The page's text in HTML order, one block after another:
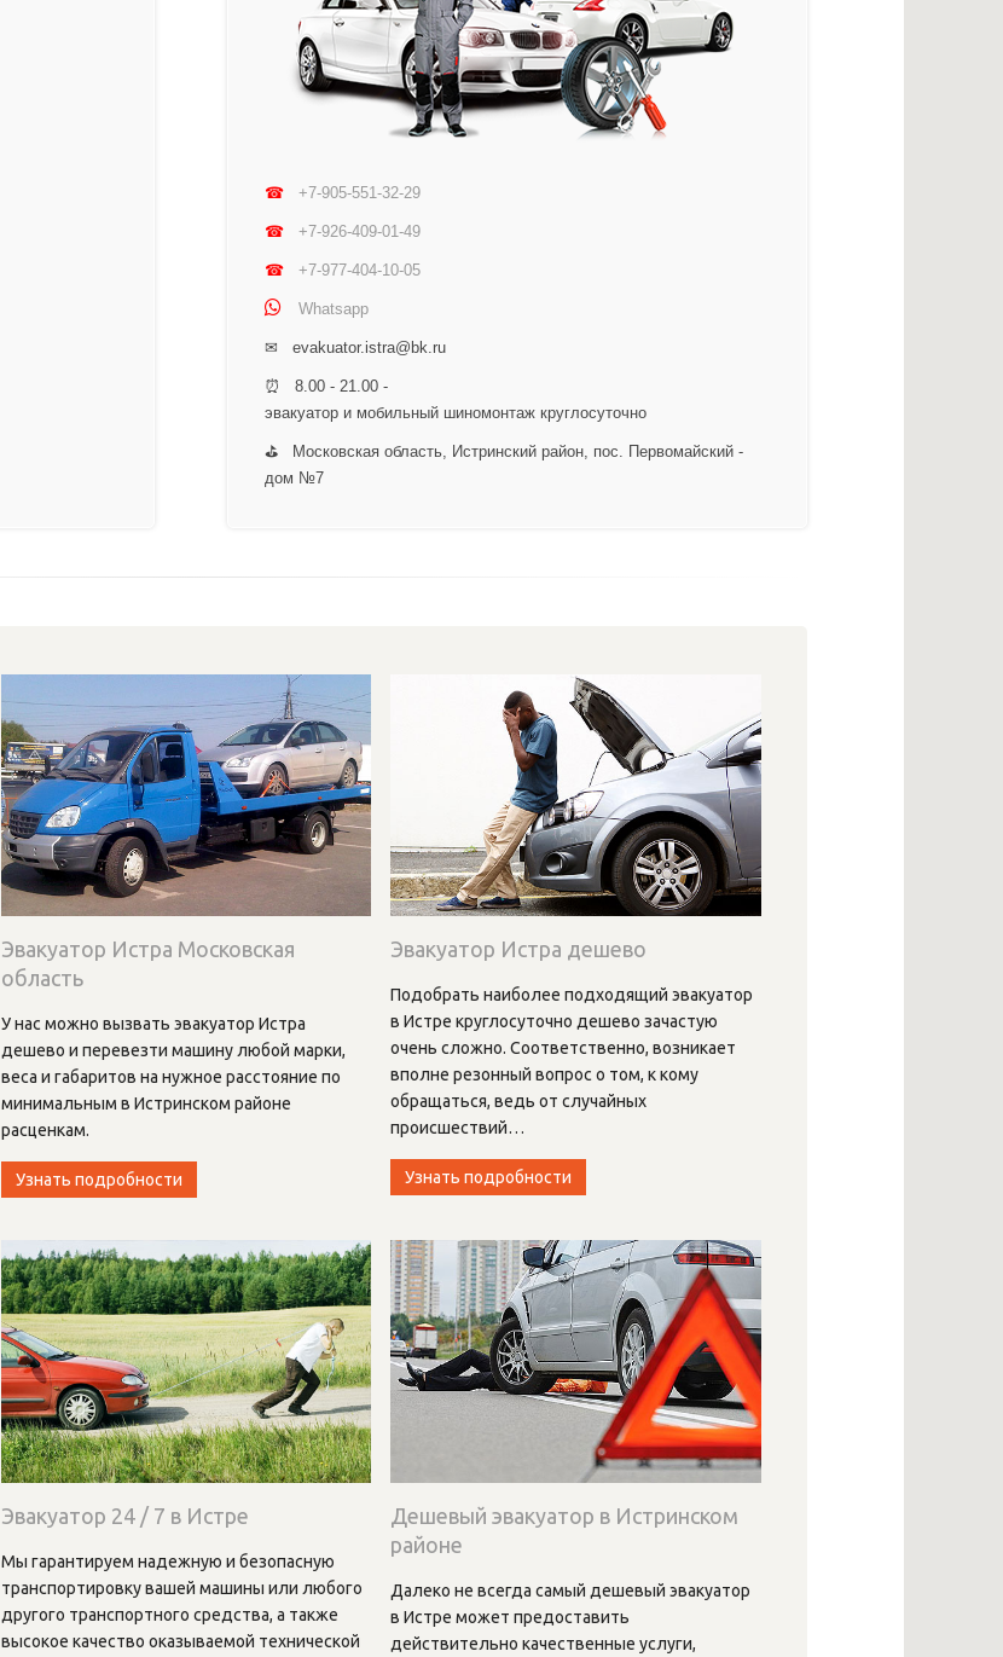
☎ +7-905-551-32-29
☎ +7-926-409-01-49
☎ +7-977-404-10-05
Whatsapp
✉ evakuator.istra@bk.ru
⏰ 8.00 - 21.00 -
эвакуатор и мобильный шиномонтаж круглосуточно
⛳ Московская область, Истринский район, пос. Первомайский -
дом №7
Эвакуатор Истра Московская
область
У нас можно вызвать эвакуатор Истра
дешево и перевезти машину любой марки,
веса и габаритов на нужное расстояние по
минимальным в Истринском районе
расценкам.
Узнать подробности
Эвакуатор Истра дешево
Подобрать наиболее подходящий эвакуатор
в Истре круглосуточно дешево зачастую
очень сложно. Соответственно, возникает
вполне резонный вопрос о том, к кому
обращаться, ведь от случайных
происшествий…
Узнать подробности
Эвакуатор 24 / 7 в Истре
Мы гарантируем надежную и безопасную
транспортировку вашей машины или любого
другого транспортного средства, а также
высокое качество оказываемой технической
Дешевый эвакуатор в Истринском
районе
Далеко не всегда самый дешевый эвакуатор
в Истре может предоставить
действительно качественные услуги,